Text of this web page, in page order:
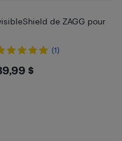
de ZAGG pour
(1)
$